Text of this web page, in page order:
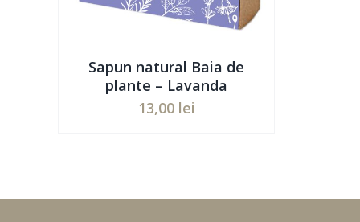
Sapun natural Baia de
plante – Lavanda
13,00 lei